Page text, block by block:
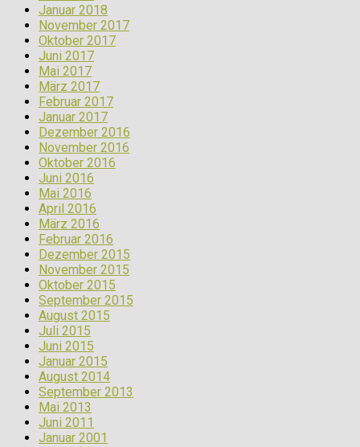
Januar 2018
November 2017
Oktober 2017
Juni 2017
Mai 2017
März 2017
Februar 2017
Januar 2017
Dezember 2016
November 2016
Oktober 2016
Juni 2016
Mai 2016
April 2016
März 2016
Februar 2016
Dezember 2015
November 2015
Oktober 2015
September 2015
August 2015
Juli 2015
Juni 2015
Januar 2015
August 2014
September 2013
Mai 2013
Juni 2011
Januar 2001